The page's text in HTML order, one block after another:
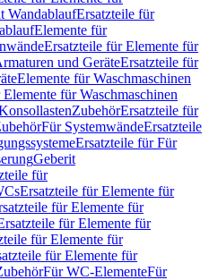
WandablaufErsatzteile für
Elemente für
Ersatzteile für Elemente für
und GeräteErsatzteile für
Elemente für Waschmaschinen
für Waschmaschinen
ZubehörErsatzteile für
Für SystemwändeErsatzteile
Ersatzteile für Für
Geberit
für
Ersatzteile für Elemente für
für Elemente für
für Elemente für
für Elemente für
für Elemente für
Für WC-ElementeFür